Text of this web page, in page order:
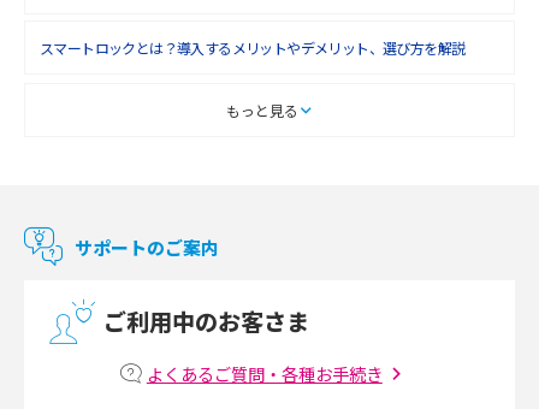
2018年2月(6)
2017年10月(4)
2017年8月(4)
2017年7月(6)
スマートロックとは？導入するメリットやデメリット、選び方を解説
スマートテレビとは？特徴や選び方、使い方をわかりやすく解説
マンションで使えるWi-Fiは？種類ごとの特徴や選び方を紹介
マンションで光回線の利用を始める手順は？設備状況の確認方法も解説
もっと見る
サポートのご案内
ご利用中のお客さま
よくあるご質問・各種お手続き